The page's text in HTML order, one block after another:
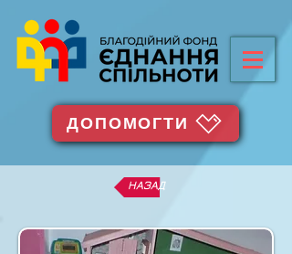
ДОПОМОГТИ
НАЗАД